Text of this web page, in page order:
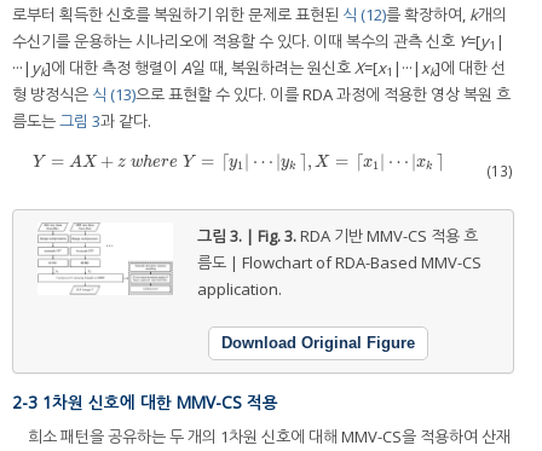
로부터 획득한 신호를 복원하기 위한 문제로 표현된 식 (12)를 확장하여, k개의
수신기를 운용하는 시나리오에 적용할 수 있다. 이때 복수의 관측 신호 Y=[y1 |
···| yk]에 대한 측정 행렬이 A일 때, 복원하려는 원신호 X=[x1 |···| xk]에 대한 선
형 방정식은 식 (13)으로 표현할 수 있다. 이를 RDA 과정에 적용한 영상 복원 흐
름도는그림 3과 같다.
Y = A X + z where Y = ⌈y1 ⋯ |yk ⌉, X = ⌈x1 ⋯ xk ⌉
Y=AX+zwher eY =⌈ 1|⋯|yk ⌉,X = ⌈x1 |⋯ |xk (13)
그림 3. | Fig. 3.RDA 기반 MMV-CS 적용 흐
름도 | Flowchart of RDA-Based MMV-CS
application.
Download Original Figure
2-3 1차원 신호에 대한 MMV-CS 적용
희소 패턴을 공유하는 두 개의 1차원 신호에 대해 MMV-CS을 적용하여 산재